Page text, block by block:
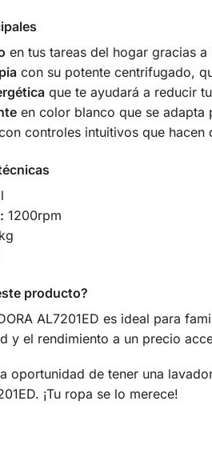
en tus tareas del hogar gracias
con su potente centrifugado,
que te ayudará a reducir
en color blanco que se adapta
controles intuitivos que hacen
1200rpm
producto?
AL7201ED es ideal para
y el rendimiento a un precio
oportunidad de tener una
¡Tu ropa se lo merece!